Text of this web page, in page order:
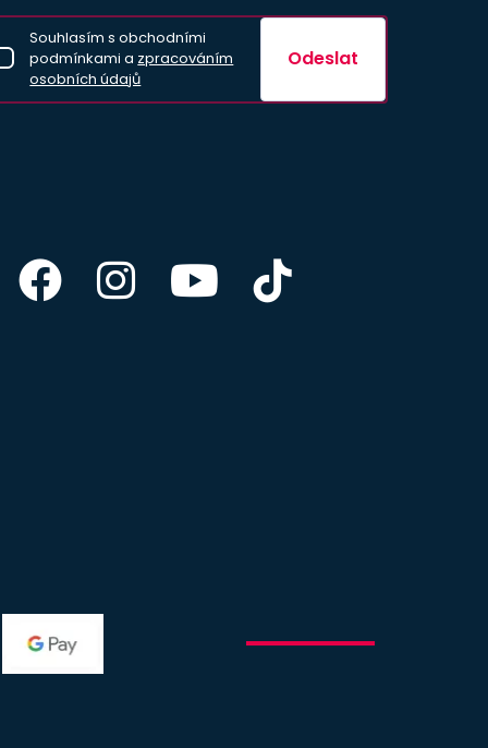
Souhlasím s obchodními
podmínkami a zpracováním
osobních údajů
Odeslat